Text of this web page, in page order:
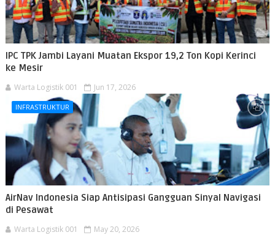
IPC TPK Jambi Layani Muatan Ekspor 19,2 Ton Kopi Kerinci
ke Mesir
Warta Logistik 001 Jun 17, 2026
INFRASTRUKTUR
AirNav Indonesia Siap Antisipasi Gangguan Sinyal Navigasi
di Pesawat
Warta Logistik 001 May 20, 2026